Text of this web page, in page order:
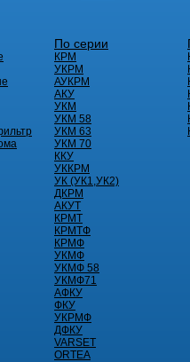
По серии
КРМ
УКРМ
АУКРМ
АКУ
УКМ
УКМ 58
УКМ 63
УКМ 70
ККУ
УККРМ
УК (УК1,УК2)
ДКРМ
АКУТ
КРМТ
КРМТФ
КРМФ
УКМФ
УКМФ 58
УКМФ71
АФКУ
ФКУ
УКРМФ
ДФКУ
VARSET
ORTEA